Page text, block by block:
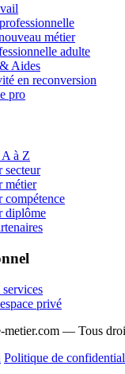
métier
adulte
Aides
en reconversion
pro
A à Z
secteur
métier
compétence
diplôme
services
privé
— Tous
Politique de